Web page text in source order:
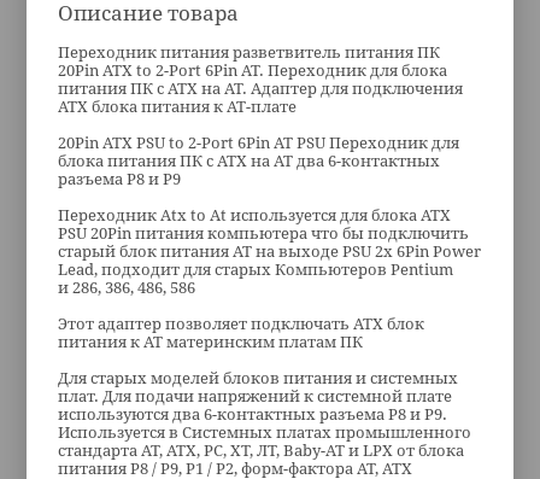
Описание товара
Переходник питания разветвитель питания ПК
20Pin ATX to 2-Port 6Pin AT. Переходник для блока
питания ПК с ATX на AT. Адаптер для подключения
ATX блока питания к AT-плате
20Pin ATX PSU to 2-Port 6Pin AT PSU Переходник для
блока питания ПК с ATX на AT два 6-контактных
разъема Р8 и Р9
Переходник Atx to At используется для блока ATX
PSU 20Pin питания компьютера что бы подключить
старый блок питания AT на выходе PSU 2x 6Pin Power
Lead, подходит для старых Компьютеров Pentium
и 286, 386, 486, 586
Этот адаптер позволяет подключать ATX блок
питания к AT материнским платам ПК
Для старых моделей блоков питания и системных
плат. Для подачи напряжений к системной плате
используются два 6-контактных разъема Р8 и Р9.
Используется в Системных платах промышленного
стандарта AT, ATX, PC, XT, ЛТ, Baby-AT и LPX от блока
питания Р8 / Р9, Р1 / Р2, форм-фактора AT, ATX